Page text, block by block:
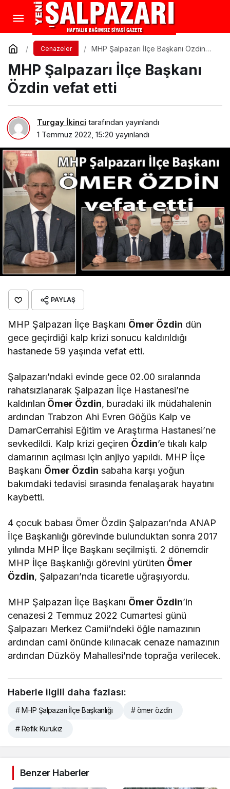
Cenazeler
MHP Şalpazarı İlçe Başkanı Özdin
MHP Şalpazarı İlçe Başkanı
Özdin vefat etti
Turgay İkinci tarafından yayınlandı
1 Temmuz 2022, 15:20 yayınlandı
PAYLAŞ
MHP Şalpazarı İlçe Başkanı Ömer Özdin dün
gece geçirdiği kalp krizi sonucu kaldırıldığı
hastanede 59 yaşında vefat etti.
Şalpazarı’ndaki evinde gece 02.00 sıralarında
rahatsızlanarak Şalpazarı İlçe Hastanesi’ne
kaldırılan Ömer Özdin, buradaki ilk müdahalenin
ardından Trabzon Ahi Evren Göğüs Kalp ve
DamarCerrahisi Eğitim ve Araştırma Hastanesi’ne
sevkedildi. Kalp krizi geçiren Özdin’e tıkalı kalp
damarının açılması için anjiyo yapıldı. MHP İlçe
Başkanı Ömer Özdin sabaha karşı yoğun
bakımdaki tedavisi sırasında fenalaşarak hayatını
kaybetti.
4 çocuk babası Ömer Özdin Şalpazarı’nda ANAP
İlçe Başkanlığı görevinde bulunduktan sonra 2017
yılında MHP İlçe Başkanı seçilmişti. 2 dönemdir
MHP İlçe Başkanlığı görevini yürüten Ömer
Özdin, Şalpazarı’nda ticaretle uğraşıyordu.
MHP Şalpazarı İlçe Başkanı Ömer Özdin’in
cenazesi 2 Temmuz 2022 Cumartesi günü
Şalpazarı Merkez Camii’ndeki öğle namazının
ardından cami önünde kılınacak cenaze namazının
ardından Düzköy Mahallesi’nde toprağa verilecek.
Haberle ilgili daha fazlası:
# MHP Şalpazarı İlçe Başkanlığı # ömer özdin
# Refik Kurukız
Benzer Haberler